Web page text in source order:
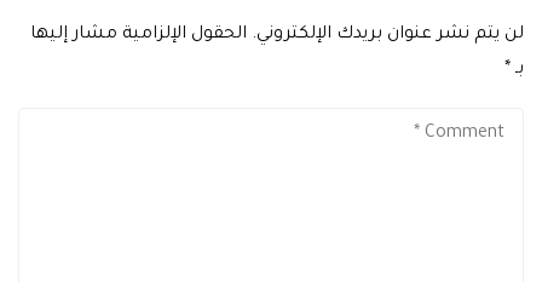
لن يتم نشر عنوان بريدك الإلكتروني. الحقول الإلزامية مشار إليها
بـ *